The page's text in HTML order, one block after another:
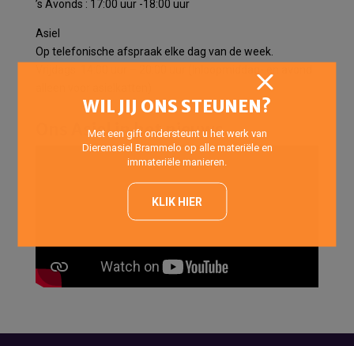
’s Avonds : 17:00 uur -18:00 uur
Asiel
Op telefonische afspraak elke dag van de week.
Ons Asiel in het nieuws
WIL JIJ ONS STEUNEN?
Met een gift ondersteunt u het werk van
Dierenasiel Brammelo op alle materiële en
immateriële manieren.
KLIK HIER